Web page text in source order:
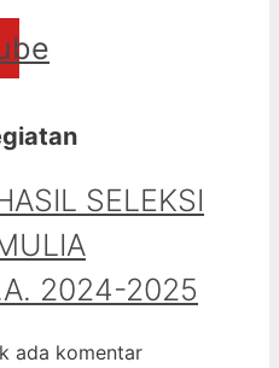
SELEKSI
2024-2025
ada komentar